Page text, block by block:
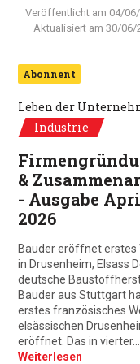
Veröffentlicht am 04/
Aktualisiert am 30/06/
Abonnent
Leben der
Industrie
&
- Ausgabe
2026
Bauder eröffnet erstes
in Drusenheim, Elsass
deutsche
Bauder aus Stuttgart
erstes französisches
elsässischen
eröffnet. Das in vierter…
Weiterlesen